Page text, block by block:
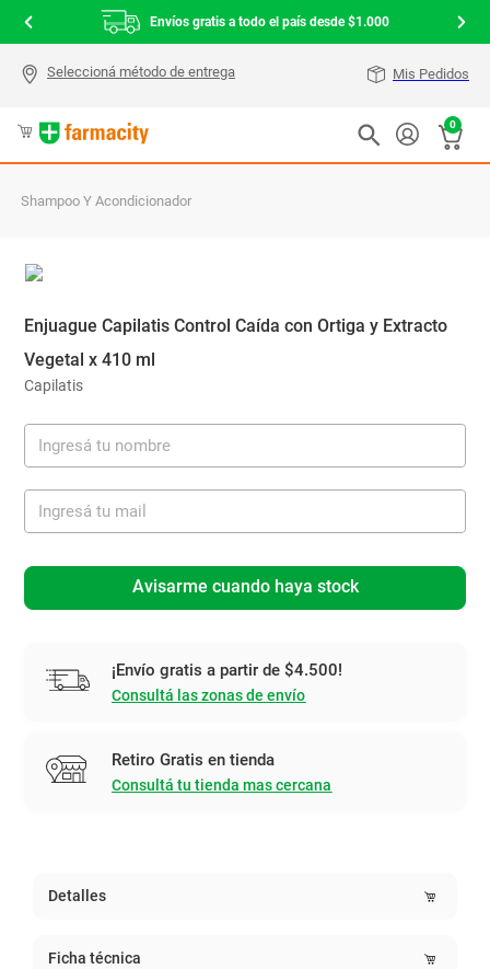
Envíos gratis a todo el país desde $1.000
Mis Pedidos
0
Shampoo Y Acondicionador
Enjuague Capilatis Control Caída con Ortiga y Extracto
Vegetal x 410 ml
Capilatis
Avisarme cuando haya stock
¡Envío gratis a partir de $4.500!
Consultá las zonas de envío
Retiro Gratis en tienda
Consultá tu tienda mas cercana
Detalles
Ficha técnica